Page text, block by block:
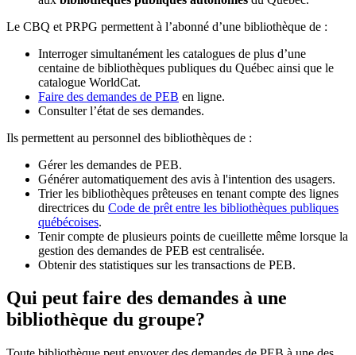
Le CBQ et PRPG permettent à l’abonné d’une bibliothèque de :
Interroger simultanément les catalogues de plus d’une
centaine de bibliothèques publiques du Québec ainsi que le
catalogue WorldCat.
Faire des demandes de PEB en ligne.
Consulter l’état de ses demandes.
Ils permettent au personnel des bibliothèques de :
Gérer les demandes de PEB.
Générer automatiquement des avis à l'intention des usagers.
Trier les bibliothèques prêteuses en tenant compte des lignes
directrices du Code de prêt entre les bibliothèques publiques
québécoises.
Tenir compte de plusieurs points de cueillette même lorsque la
gestion des demandes de PEB est centralisée.
Obtenir des statistiques sur les transactions de PEB.
Qui peut faire des demandes à une
bibliothèque du groupe?